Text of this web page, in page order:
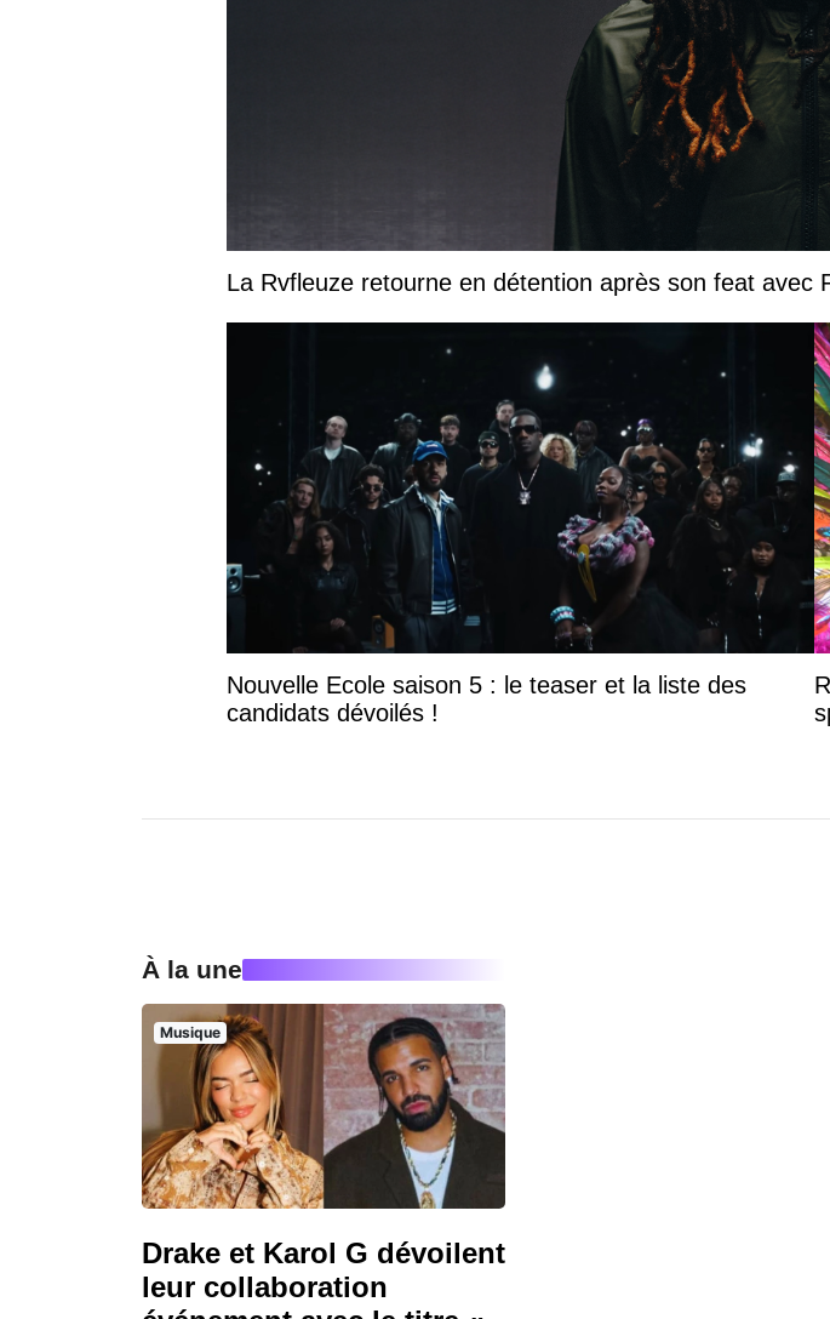
La Rvfleuze retourne en détention après son feat avec
Nouvelle Ecole saison 5 : le teaser et la liste des
candidats dévoilés !
À la une
Musique
Drake et Karol G dévoilent
leur collaboration